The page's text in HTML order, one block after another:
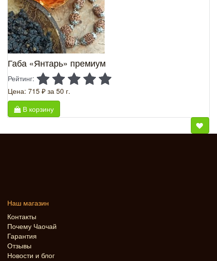
Габа «Янтарь» премиум
Рейтинг:
Цена: 715 ₽ за 50 г.
В корзину
Наш магазин
Контакты
Почему Чаочай
Гарантия
Отзывы
Новости и блог